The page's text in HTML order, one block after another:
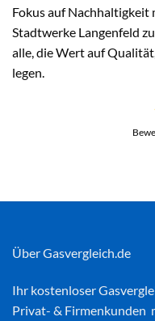
Fokus auf Nachhaltigkeit
Stadtwerke Langenfeld
alle, die Wert auf
legen.
Über Gasvergleich.de
Ihr kostenloser
Privat- & Firmenkunden